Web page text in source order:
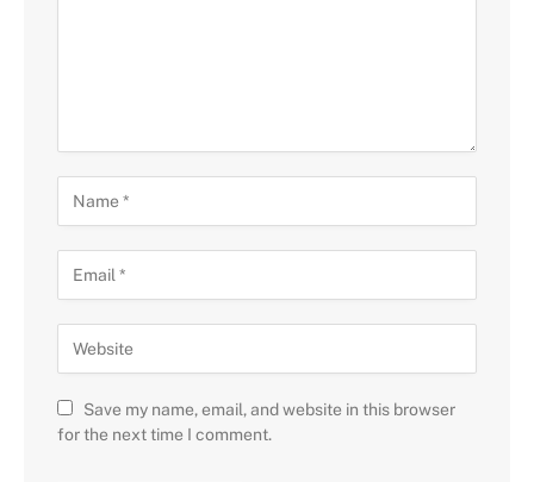
Save my name, email, and website in this browser
for the next time I comment.